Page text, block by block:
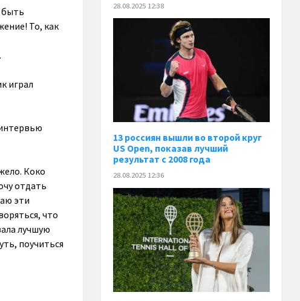
быть
То, как
играл
Коко
отдать
эти
что
лучшую
поучиться
28.08.2025 12:38
13 россиян вышли во второй круг
US Open, показав лучший
результат с 2008 года
28.08.2025 12:36